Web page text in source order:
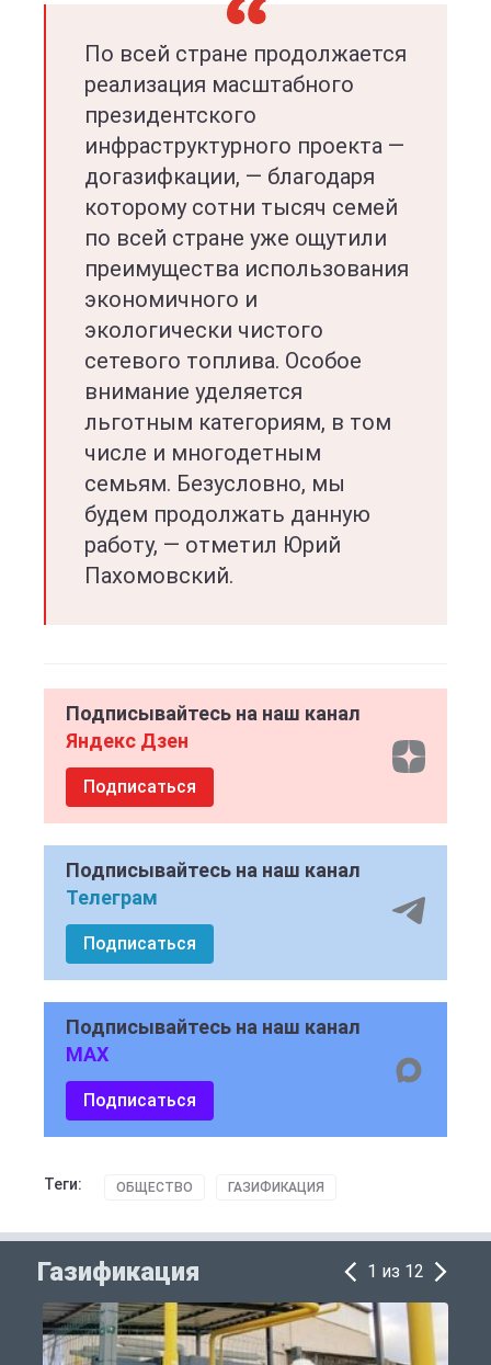
По всей стране продолжается
реализация масштабного
президентского
инфраструктурного проекта —
догазифкации, — благодаря
которому сотни тысяч семей
по всей стране уже ощутили
преимущества использования
экономичного и
экологически чистого
сетевого топлива. Особое
внимание уделяется
льготным категориям, в том
числе и многодетным
семьям. Безусловно, мы
будем продолжать данную
работу, — отметил Юрий
Пахомовский.
Подписывайтесь на наш канал
Яндекс Дзен
Подписаться
Подписывайтесь на наш канал
Телеграм
Подписаться
Подписывайтесь на наш канал
MAX
Подписаться
Теги: ОБЩЕСТВО ГАЗИФИКАЦИЯ
Газификация 1 из 12